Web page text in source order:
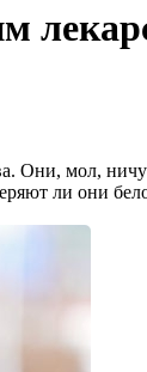
Они, мол,
ли они